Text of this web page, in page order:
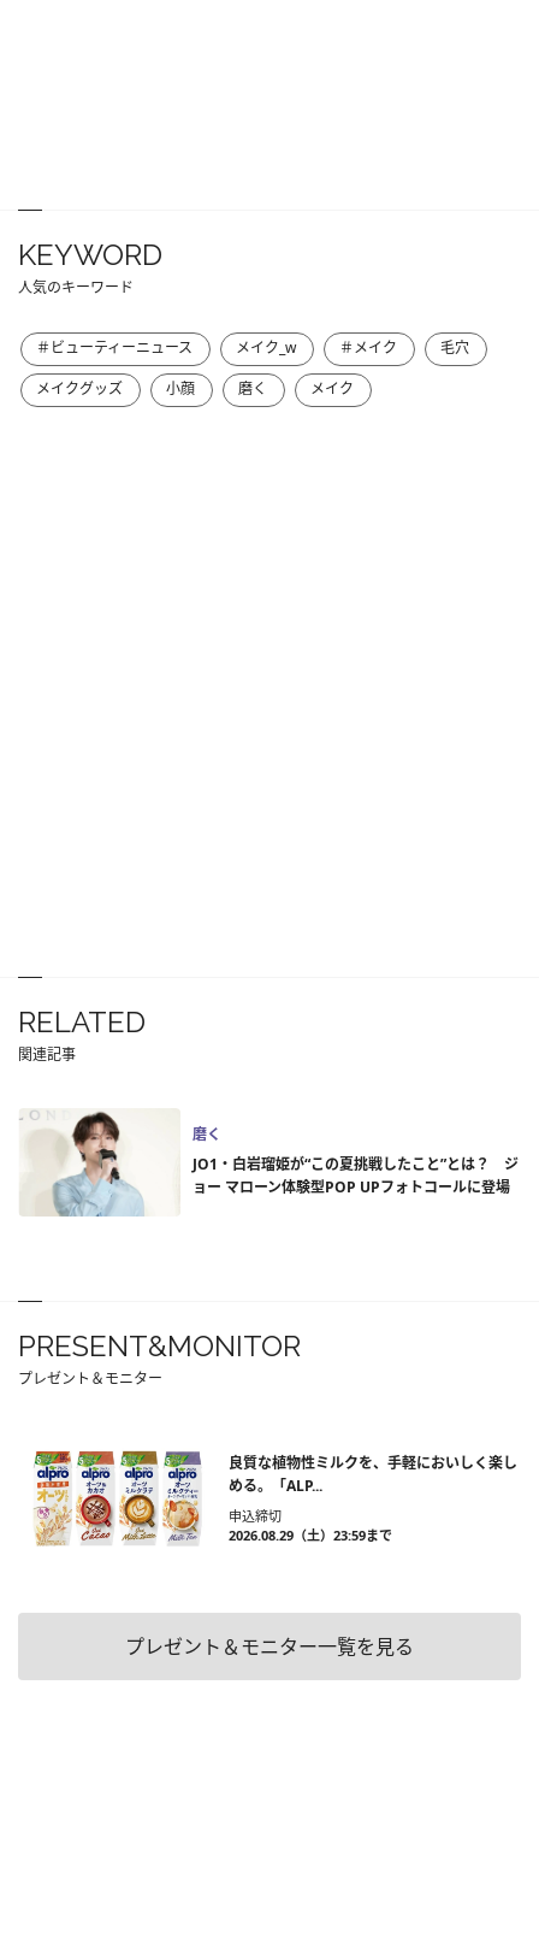
KEYWORD
人気のキーワード
＃ビューティーニュース メイク_w ＃メイク
毛穴
メイクグッズ
小顔 磨く メイク
RELATED
関連記事
磨く
JO1・白岩瑠姫が“この夏挑戦したこと”とは？ ジ
ョー マローン体験型POP UPフォトコールに登場
PRESENT&MONITOR
プレゼント＆モニター
良質な植物性ミルクを、手軽においしく楽し
める。「ALP...
申込締切
2026.08.29（土）23:59まで
プレゼント＆モニター一覧を見る